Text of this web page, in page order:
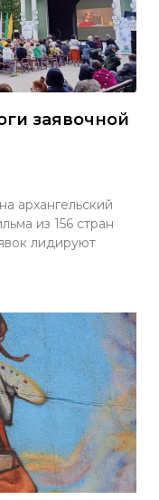
заявочной
архангельский
из 156 стран
лидируют